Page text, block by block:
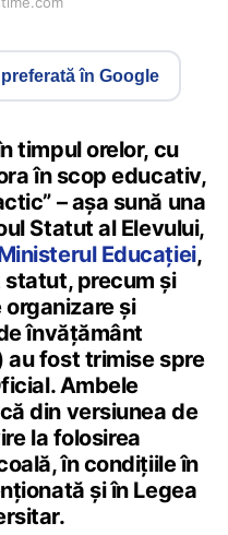
în Google
timpul orelor, cu
în scop educativ,
– așa sună una
Statut al Elevului,
Educației,
precum și
și
învățământ
au fost trimise spre
Ambele
din versiunea de
la folosirea
în condițiile în
și în Legea